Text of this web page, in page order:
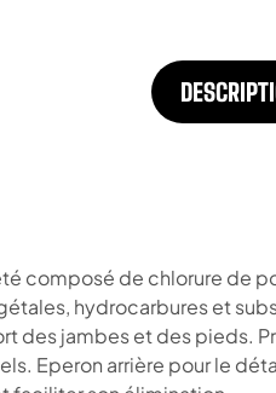
composé de chlorure
hydrocarbures et
des jambes et des pieds.
Eperon arrière pour le